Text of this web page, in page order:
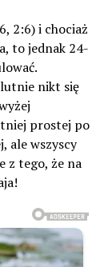
2:6) i chociaż
to jednak 24-
nikt się
prostej po
ale wszyscy
z tego, że na